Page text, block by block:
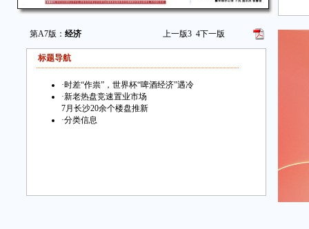
第A7版： 经济 上一版3 4下一版
标题导航
·时差“作祟”，世界杯“啤酒经济”遇冷
·新老热盘竞速置业市场
7月长沙20余个楼盘推新
·分类信息